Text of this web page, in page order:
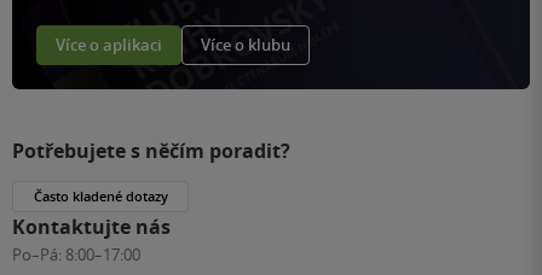
Více o aplikaci Více o klubu
Potřebujete s něčím poradit?
Často kladené dotazy
Kontaktujte nás
Po–Pá: 8:00–17:00